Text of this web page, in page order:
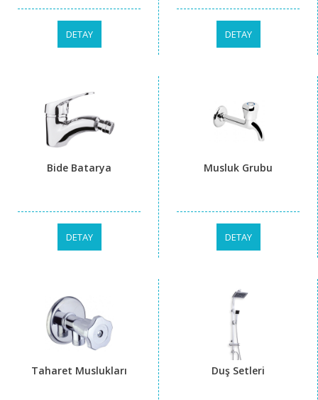
DETAY DETAY
Bide Batarya
DETAY
Musluk Grubu
DETAY
Taharet Muslukları Duş Setleri